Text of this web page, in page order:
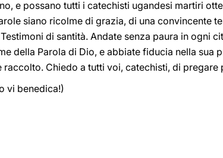
e possano tutti i catechisti ugandesi martiri
siano ricolme di grazia, di una convincente
di santità. Andate senza paura in ogni
della Parola di Dio, e abbiate fiducia nella sua
Chiedo a tutti voi, catechisti, di pregare
vi benedica!)